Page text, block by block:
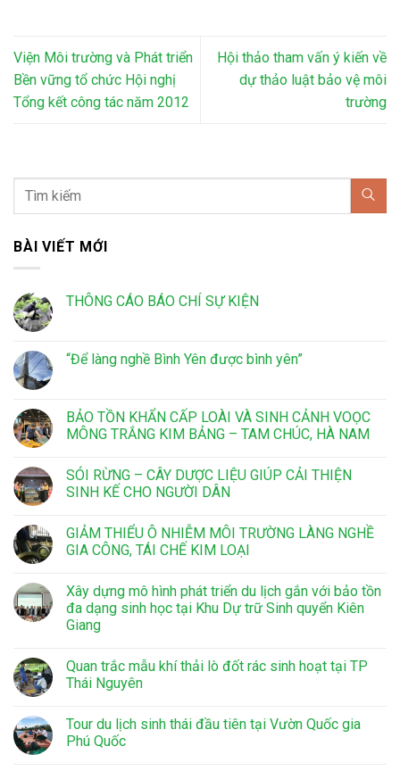
Viện Môi trường và Phát triển
Bền vững tổ chức Hội nghị
Tổng kết công tác năm 2012
Hội thảo tham vấn ý kiến về
dự thảo luật bảo vệ môi
trường
BÀI VIẾT MỚI
THÔNG CÁO BÁO CHÍ SỰ KIỆN
“Để làng nghề Bình Yên được bình yên”
BẢO TỒN KHẨN CẤP LOÀI VÀ SINH CẢNH VOỌC
MÔNG TRẮNG KIM BẢNG – TAM CHÚC, HÀ NAM
SÓI RỪNG – CÂY DƯỢC LIỆU GIÚP CẢI THIỆN
SINH KẾ CHO NGƯỜI DÂN
GIẢM THIỂU Ô NHIỄM MÔI TRƯỜNG LÀNG NGHỀ
GIA CÔNG, TÁI CHẾ KIM LOẠI
Xây dựng mô hình phát triển du lịch gắn với bảo tồn
đa dạng sinh học tại Khu Dự trữ Sinh quyển Kiên
Giang
Quan trắc mẫu khí thải lò đốt rác sinh hoạt tại TP
Thái Nguyên
Tour du lịch sinh thái đầu tiên tại Vườn Quốc gia
Phú Quốc